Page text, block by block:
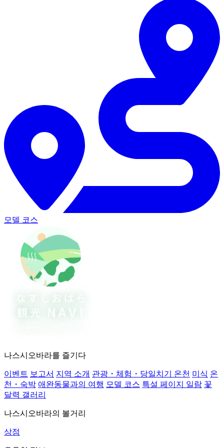
모델 코스
나스시오바라를 즐기다
이벤트 보고서 지역 소개 관광・체험・당일치기 온천 미식 온
천・숙박 애완동물과의 여행 모델 코스 특설 페이지 일람 꽃
달력 갤러리
나스시오바라의 볼거리
상점